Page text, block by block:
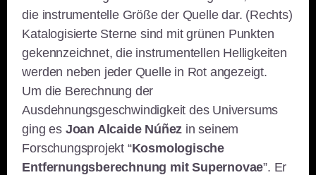
die instrumentelle Größe der Quelle dar. (Rechts)
Katalogisierte Sterne sind mit grünen Punkten
gekennzeichnet, die instrumentellen Helligkeiten
werden neben jeder Quelle in Rot angezeigt.
Um die Berechnung der
Ausdehnungsgeschwindigkeit des Universums
ging es Joan Alcaide Núñez in seinem
Forschungsprojekt “Kosmologische
Entfernungsberechnung mit Supernovae”. Er